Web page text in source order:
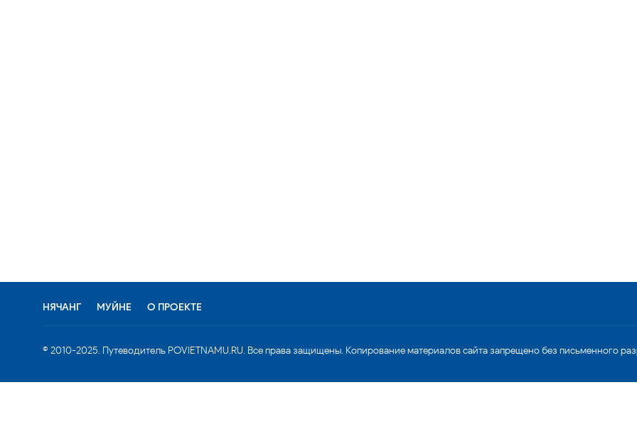
НЯЧАНГ МУЙНЕ О ПРОЕКТЕ
© 2010-2025. Путеводитель POVIETNAMU.RU. Все права защищены. Копирование материалов сайта запрещено без письменного